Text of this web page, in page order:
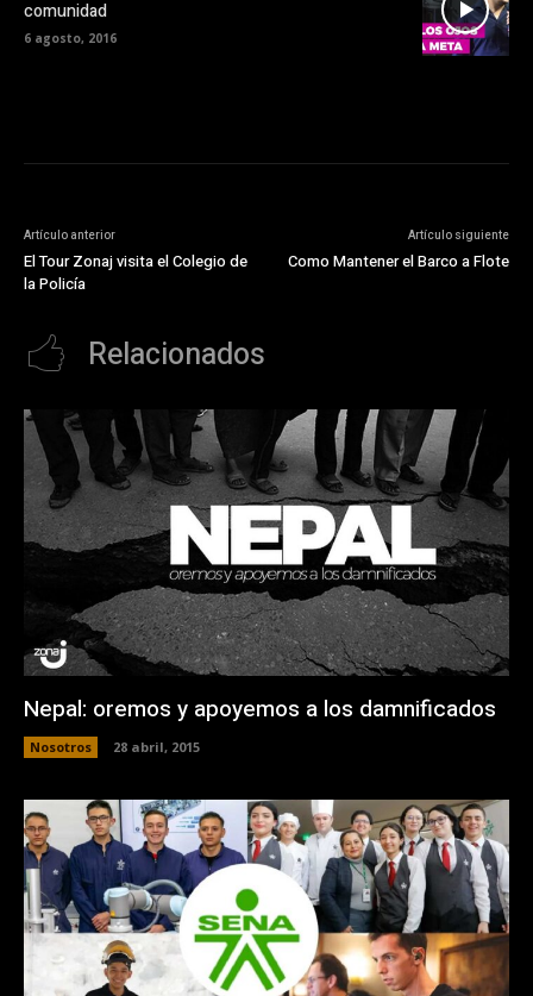
comunidad
6 agosto, 2016
Artículo anterior
El Tour Zonaj visita el Colegio de
la Policí­a
Artículo siguiente
Como Mantener el Barco a Flote
Relacionados
Nepal: oremos y apoyemos a los damnificados
Nosotros 28 abril, 2015